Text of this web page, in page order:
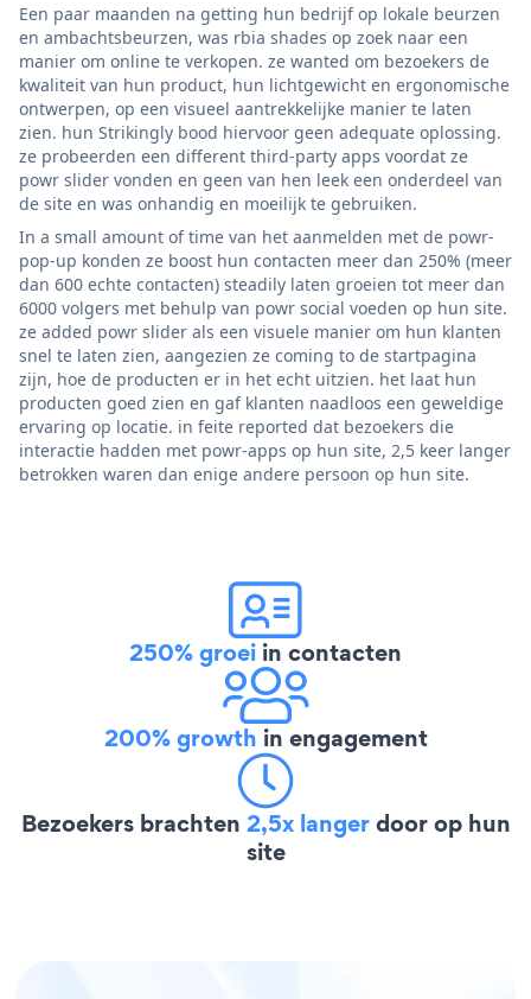
Een paar maanden na getting hun bedrijf op lokale beurzen
en ambachtsbeurzen, was rbia shades op zoek naar een
manier om online te verkopen. ze wanted om bezoekers de
kwaliteit van hun product, hun lichtgewicht en ergonomische
ontwerpen, op een visueel aantrekkelijke manier te laten
zien. hun Strikingly bood hiervoor geen adequate oplossing.
ze probeerden een different third-party apps voordat ze
powr slider vonden en geen van hen leek een onderdeel van
de site en was onhandig en moeilijk te gebruiken.
In a small amount of time van het aanmelden met de powr-
pop-up konden ze boost hun contacten meer dan 250% (meer
dan 600 echte contacten) steadily laten groeien tot meer dan
6000 volgers met behulp van powr social voeden op hun site.
ze added powr slider als een visuele manier om hun klanten
snel te laten zien, aangezien ze coming to de startpagina
zijn, hoe de producten er in het echt uitzien. het laat hun
producten goed zien en gaf klanten naadloos een geweldige
ervaring op locatie. in feite reported dat bezoekers die
interactie hadden met powr-apps op hun site, 2,5 keer langer
betrokken waren dan enige andere persoon op hun site.
250% groei in contacten
200% growth in engagement
Bezoekers brachten 2,5x langerdoor op hun
site